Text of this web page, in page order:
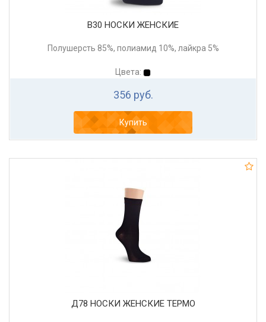
В30 НОСКИ ЖЕНСКИЕ
Полушерсть 85%, полиамид 10%, лайкра 5%
Цвета:
356 руб.
Купить
Д78 НОСКИ ЖЕНСКИЕ ТЕРМО